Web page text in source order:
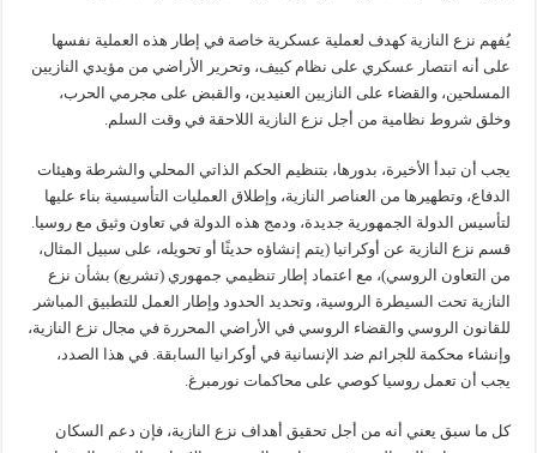
يُفهم نزع النازية كهدف لعملية عسكرية خاصة في إطار هذه العملية نفسها
على أنه انتصار عسكري على نظام كييف، وتحرير الأراضي من مؤيدي النازيين
المسلحين، والقضاء على النازيين العنيدين، والقبض على مجرمي الحرب،
وخلق شروط نظامية من أجل نزع النازية اللاحقة في وقت السلم.
يجب أن تبدأ الأخيرة، بدورها، بتنظيم الحكم الذاتي المحلي والشرطة وهيئات
الدفاع، وتطهيرها من العناصر النازية، وإطلاق العمليات التأسيسية بناء عليها
لتأسيس الدولة الجمهورية جديدة، ودمج هذه الدولة في تعاون وثيق مع روسيا.
قسم نزع النازية عن أوكرانيا (يتم إنشاؤه حديثًا أو تحويله، على سبيل المثال،
من التعاون الروسي)، مع اعتماد إطار تنظيمي جمهوري (تشريع) بشأن نزع
النازية تحت السيطرة الروسية، وتحديد الحدود وإطار العمل للتطبيق المباشر
للقانون الروسي والقضاء الروسي في الأراضي المحررة في مجال نزع النازية،
وإنشاء محكمة للجرائم ضد الإنسانية في أوكرانيا السابقة. في هذا الصدد،
يجب أن تعمل روسيا كوصي على محاكمات نورمبرغ.
كل ما سبق يعني أنه من أجل تحقيق أهداف نزع النازية، فإن دعم السكان